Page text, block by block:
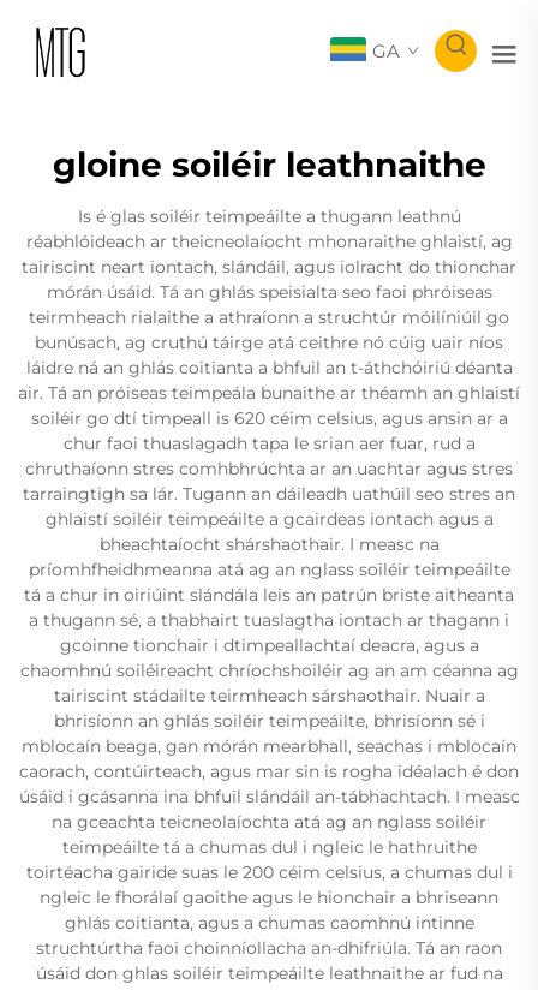
GA
gloine soiléir leathnaithe
Is é glas soiléir teimpeáilte a thugann leathnú
réabhlóideach ar theicneolaíocht mhonaraithe ghlaistí, ag
tairiscint neart iontach, slándáil, agus iolracht do thionchar
mórán úsáid. Tá an ghlás speisialta seo faoi phróiseas
teirmheach rialaithe a athraíonn a struchtúr móilíniúil go
bunúsach, ag cruthú táirge atá ceithre nó cúig uair níos
láidre ná an ghlás coitianta a bhfuil an t-áthchóiriú déanta
air. Tá an próiseas teimpeála bunaithe ar théamh an ghlaistí
soiléir go dtí timpeall is 620 céim celsius, agus ansin ar a
chur faoi thuaslagadh tapa le srian aer fuar, rud a
chruthaíonn stres comhbhrúchta ar an uachtar agus stres
tarraingtigh sa lár. Tugann an dáileadh uathúil seo stres an
ghlaistí soiléir teimpeáilte a gcairdeas iontach agus a
bheachtaíocht shárshaothair. I measc na
príomhfheidhmeanna atá ag an nglass soiléir teimpeáilte
tá a chur in oiriúint slándála leis an patrún briste aitheanta
a thugann sé, a thabhairt tuaslagtha iontach ar thagann i
gcoinne tionchair i dtimpeallachtaí deacra, agus a
chaomhnú soiléireacht chríochshoiléir ag an am céanna ag
tairiscint stádailte teirmheach sárshaothair. Nuair a
bhrisíonn an ghlás soiléir teimpeáilte, bhrisíonn sé i
mblocaín beaga, gan mórán mearbhall, seachas i mblocaín
caorach, contúirteach, agus mar sin is rogha idéalach é don
úsáid i gcásanna ina bhfuil slándáil an-tábhachtach. I measc
na gceachta teicneolaíochta atá ag an nglass soiléir
teimpeáilte tá a chumas dul i ngleic le hathruithe
toirtéacha gairide suas le 200 céim celsius, a chumas dul i
ngleic le fhorálaí gaoithe agus le hionchair a bhriseann
ghlás coitianta, agus a chumas caomhnú intinne
struchtúrtha faoi choinníollacha an-dhifriúla. Tá an raon
úsáid don ghlas soiléir teimpeáilte leathnaithe ar fud na